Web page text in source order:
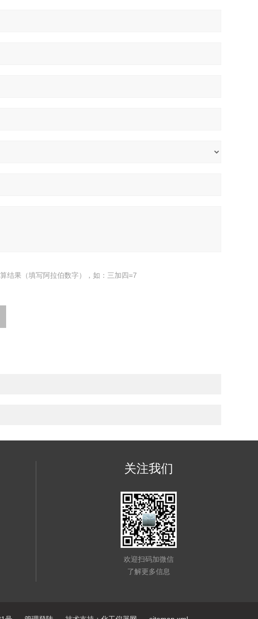
结果（填写阿拉伯数字），如：三加四=7
关注我们
欢迎扫码加微信
了解更多信息